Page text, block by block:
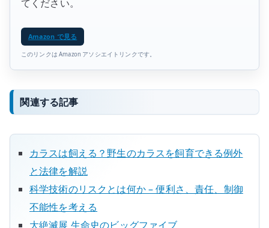
てください。
Amazon で見る
このリンクは Amazon アソシエイトリンクです。
関連する記事
カラスは飼える？野生のカラスを飼育できる例外
と法律を解説
科学技術のリスクとは何か – 便利さ、責任、制御
不能性を考える
大絶滅展 生命史のビッグファイブ